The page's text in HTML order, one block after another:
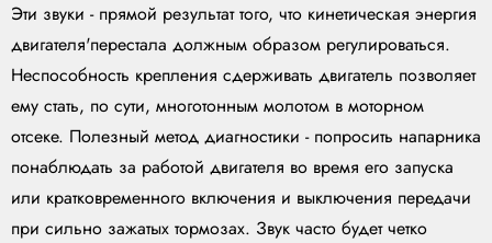
Эти звуки - прямой результат того, что кинетическая энергия
двигателя'перестала должным образом регулироваться.
Неспособность крепления сдерживать двигатель позволяет
ему стать, по сути, многотонным молотом в моторном
отсеке. Полезный метод диагностики - попросить напарника
понаблюдать за работой двигателя во время его запуска
или кратковременного включения и выключения передачи
при сильно зажатых тормозах. Звук часто будет четко